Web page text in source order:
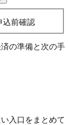
込前確認
の準備と次の手
入口をまとめて